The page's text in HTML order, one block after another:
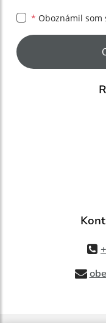
* Oboznámil som
Google reCaptcha